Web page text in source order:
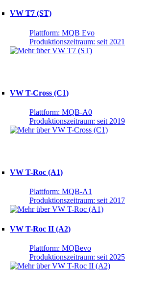
VW T7 (ST)
Plattform: MQB Evo
Produktionszeitraum: seit 2021
VW T-Cross (C1)
Plattform: MQB-A0
Produktionszeitraum: seit 2019
VW T-Roc (A1)
Plattform: MQB-A1
Produktionszeitraum: seit 2017
VW T-Roc II (A2)
Plattform: MQBevo
Produktionszeitraum: seit 2025